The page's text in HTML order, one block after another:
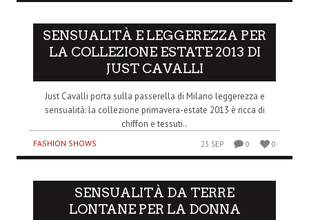
SENSUALITÀ E LEGGEREZZA PER
LA COLLEZIONE ESTATE 2013 DI
JUST CAVALLI
Just Cavalli porta sulla passerella di Milano leggerezza e
sensualità: la collezione primavera-estate 2013 è ricca di
chiffon e tessuti..
FASHION SHOWS 23 SEP 0 0
SENSUALITÀ DA TERRE
LONTANE PER LA DONNA